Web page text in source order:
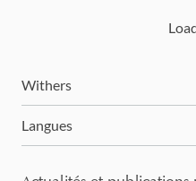
Withers
Langues